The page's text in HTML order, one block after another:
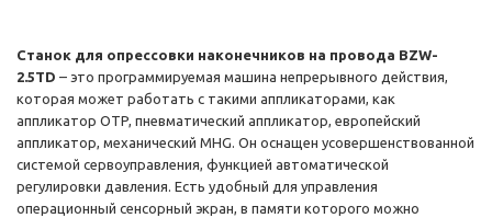
Станок для опрессовки наконечников на провода BZW-
2.5TD – это программируемая машина непрерывного действия,
которая может работать с такими аппликаторами, как
аппликатор OTP, пневматический аппликатор, европейский
аппликатор, механический MHG. Он оснащен усовершенствованной
системой сервоуправления, функцией автоматической
регулировки давления. Есть удобный для управления
операционный сенсорный экран, в памяти которого можно